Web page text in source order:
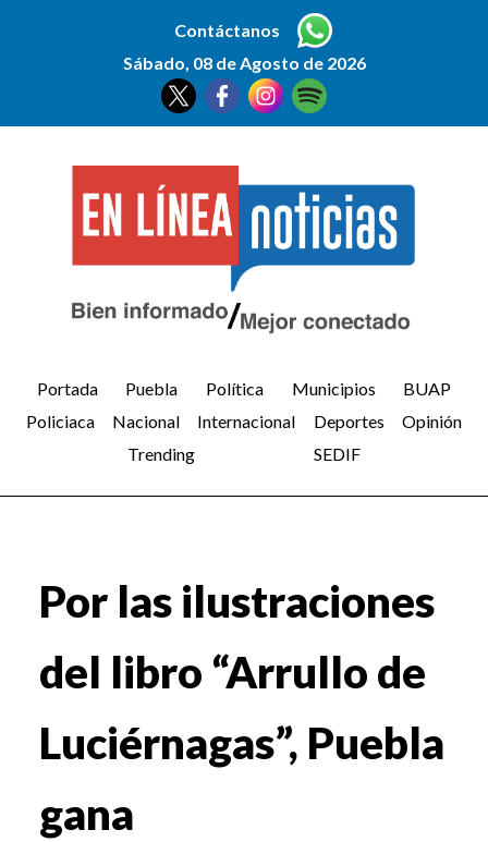
Contáctanos
Sábado, 08 de Agosto de 2026
Portada Puebla Política Municipios
BUAP
Policiaca
Nacional Internacional Deportes
Opinión
Trending
SEDIF
Por las ilustraciones
del libro “Arrullo de
Luciérnagas”, Puebla
gana